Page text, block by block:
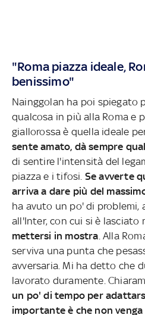
"Roma piazza ideale,
benissimo"
Nainggolan ha poi spiegato
qualcosa in più alla Roma e
giallorossa è quella ideale
sente amato, dà sempre
di sentire l'intensità del
piazza e i tifosi. Se avverte
arriva a dare più del
ha avuto un po' di problemi,
all'Inter, con cui si è lasciato
mettersi in mostra . Alla
serviva una punta che
avversaria. Mi ha detto che
lavorato duramente.
un po' di tempo per
importante è che non